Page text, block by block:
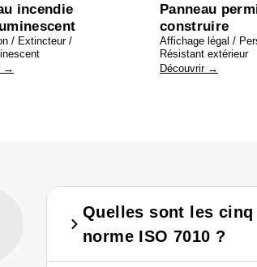
incendie
/ Extincteur /
→
Panneau
construire
Affichage légal /
Résistant extérieur
Découvrir →
Quelles sont les
norme ISO 7010 ?